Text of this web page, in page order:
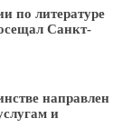
по литературе
Санкт-
направлен
и